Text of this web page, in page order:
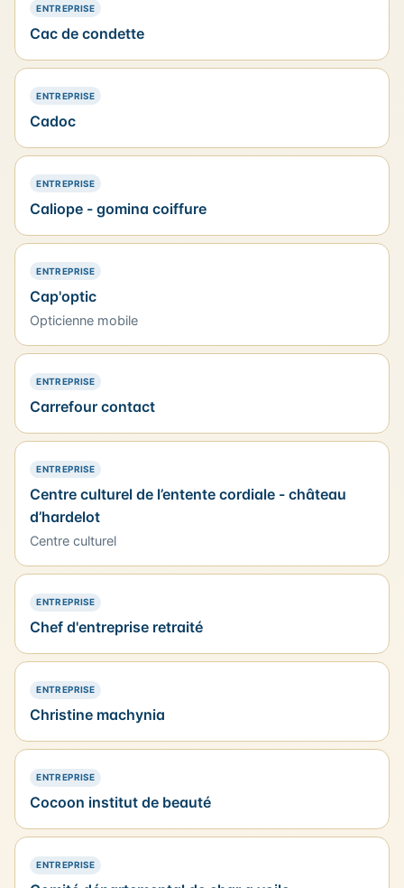
ENTREPRISE— PRÉSENCE SIMPLE
Cac de condette
ENTREPRISE— PRÉSENCE SIMPLE
Cadoc
ENTREPRISE— PRÉSENCE SIMPLE
Caliope - gomina coiffure
ENTREPRISE— PRÉSENCE SIMPLE
Cap'optic
Opticienne mobile
ENTREPRISE— PRÉSENCE SIMPLE
Carrefour contact
ENTREPRISE— PRÉSENCE SIMPLE
Centre culturel de l’entente cordiale - château
d’hardelot
Centre culturel
ENTREPRISE— PRÉSENCE SIMPLE
Chef d'entreprise retraité
ENTREPRISE— PRÉSENCE SIMPLE
Christine machynia
ENTREPRISE— PRÉSENCE SIMPLE
Cocoon institut de beauté
ENTREPRISE— PRÉSENCE SIMPLE